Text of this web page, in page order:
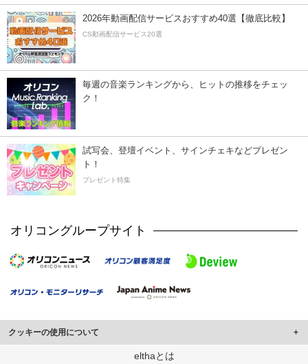
2026年動画配信サービスおすすめ40選【徹底比較】
CS動画配信サービス20選
毎週の音楽ランキングから、ヒットの推移をチェッ
ク！
試写会、登壇イベント、サインチェキなどプレゼン
ト！
プレゼント特集
オリコングループサイト
クッキーの使用について
このサイトでは Cookie を使用して、ユーザーに合わせたコンテンツや広告の
elthaとは